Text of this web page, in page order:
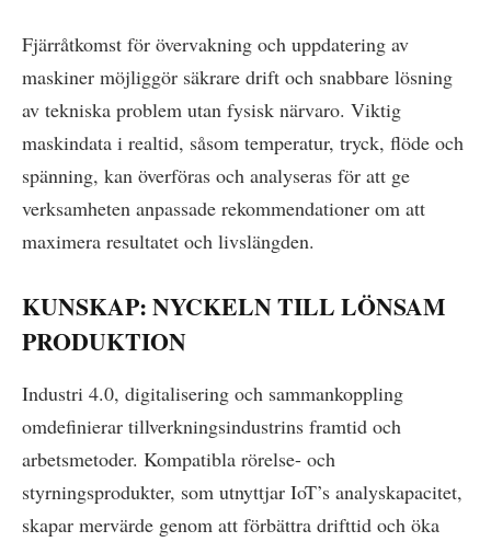
Fjärråtkomst för övervakning och uppdatering av
maskiner möjliggör säkrare drift och snabbare lösning
av tekniska problem utan fysisk närvaro. Viktig
maskindata i realtid, såsom temperatur, tryck, flöde och
spänning, kan överföras och analyseras för att ge
verksamheten anpassade rekommendationer om att
maximera resultatet och livslängden.
KUNSKAP: NYCKELN TILL LÖNSAM
PRODUKTION
Industri 4.0, digitalisering och sammankoppling
omdefinierar tillverkningsindustrins framtid och
arbetsmetoder. Kompatibla rörelse- och
styrningsprodukter, som utnyttjar IoT’s analyskapacitet,
skapar mervärde genom att förbättra drifttid och öka